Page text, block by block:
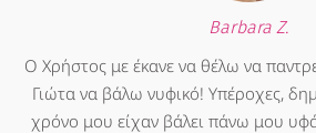
Barbara Z.
Ο Χρήστος με έκανε να θέλω να
Γιώτα να βάλω νυφικό! Υπέροχες,
χρόνο μου είχαν βάλει πάνω μου